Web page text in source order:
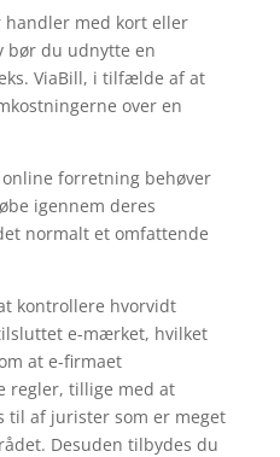
handler med kort eller
bør du udnytte en
ViaBill, i tilfælde af at
over en
forretning behøver
igennem deres
normalt et omfattende
kontrollere hvorvidt
e-mærket, hvilket
at e-firmaet
regler, tillige med at
til af jurister som er meget
Desuden tilbydes du